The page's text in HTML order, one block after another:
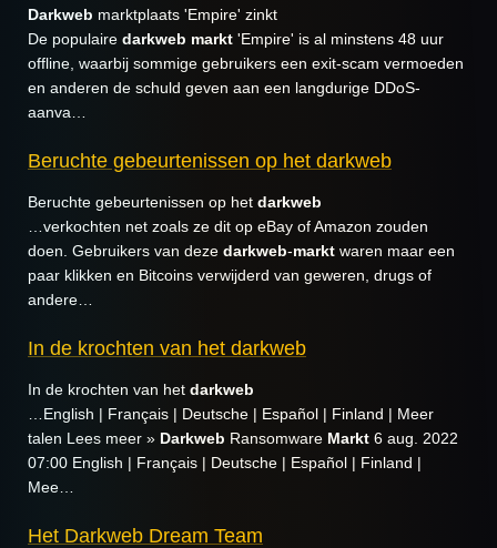
Darkweb marktplaats 'Empire' zinkt
De populaire darkweb markt 'Empire' is al minstens 48 uur
offline, waarbij sommige gebruikers een exit-scam vermoeden
en anderen de schuld geven aan een langdurige DDoS-
aanva…
Beruchte gebeurtenissen op het darkweb
Beruchte gebeurtenissen op het darkweb
…verkochten net zoals ze dit op eBay of Amazon zouden
doen. Gebruikers van deze darkweb-markt waren maar een
paar klikken en Bitcoins verwijderd van geweren, drugs of
andere…
In de krochten van het darkweb
In de krochten van het darkweb
…English | Français | Deutsche | Español | Finland | Meer
talen Lees meer » Darkweb Ransomware Markt 6 aug. 2022
07:00 English | Français | Deutsche | Español | Finland |
Mee…
Het Darkweb Dream Team